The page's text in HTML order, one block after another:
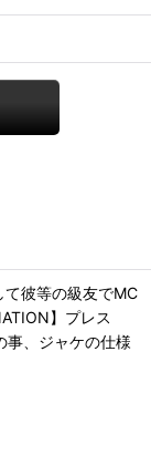
彼等の級友でMC
】プレス
事、ジャケの仕様